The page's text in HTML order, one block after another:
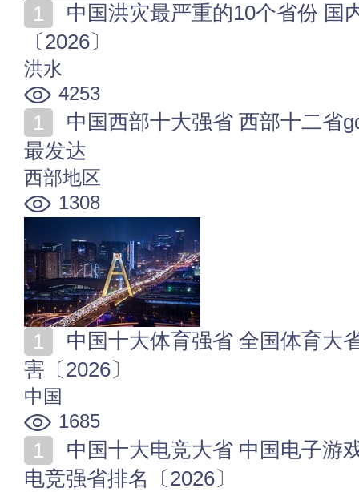
〔2026〕
洪水
4253
最发达
西部地区
1308
害〔2026〕
中国
1685
电竞强省排名〔2026〕